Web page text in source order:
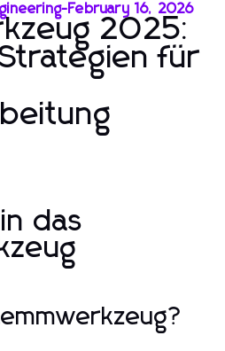
-February 16, 2026
2025:
für
das